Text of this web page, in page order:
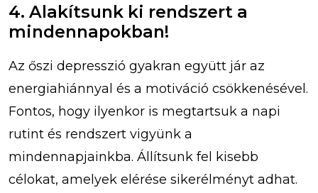
4. Alakítsunk ki rendszert a
mindennapokban!
Az őszi depresszió gyakran együtt jár az
energiahiánnyal és a motiváció csökkenésével.
Fontos, hogy ilyenkor is megtartsuk a napi
rutint és rendszert vigyünk a
mindennapjainkba. Állítsunk fel kisebb
célokat, amelyek elérése sikerélményt adhat.